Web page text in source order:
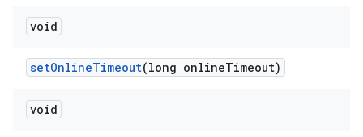
void
setOnlineTimeout(long onlineTimeout)
void